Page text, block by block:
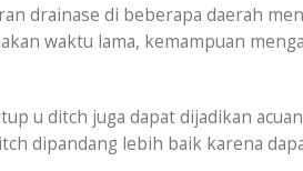
drainase di beberapa daerah
waktu lama, kemampuan
u ditch juga dapat dijadikan
dipandang lebih baik karena